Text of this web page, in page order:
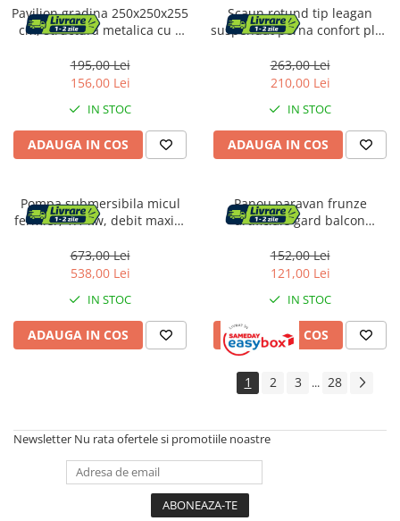
Pavilion gradina 250x250x255
cm, structura metalica cu 4
verde
195,00 Lei
156,00 Lei
IN STOC
ADAUGA IN COS
Scaun rotund tip leagan
suspendat perna confort plus
maxim 150 kg, gri
263,00 Lei
210,00 Lei
IN STOC
ADAUGA IN COS
Pompa submersibila micul
fermier, 1.1 kw, debit maxim
pompare 130 m
673,00 Lei
538,00 Lei
IN STOC
ADAUGA IN COS
Panou paravan frunze
artificiale gard balcon
montaj facil, verde
152,00 Lei
121,00 Lei
IN STOC
ADAUGA IN COS
1 2 3 ... 28
Newsletter Nu rata ofertele si promotiile noastre